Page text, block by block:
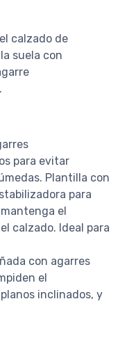
calzado de
suela con
para evitar
Plantilla con
para
el
calzado. Ideal para
con agarres
el
inclinados, y